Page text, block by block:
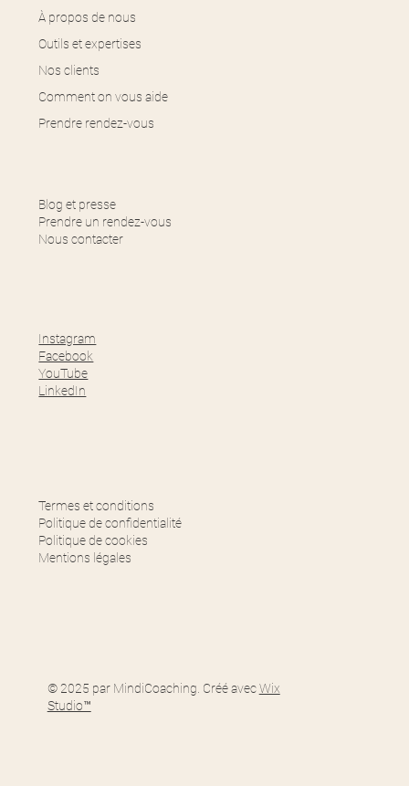
À propos de nous
Outils et expertises
Nos clients
Comment on vous aide
Prendre rendez-vous
Blog et presse
Prendre un rendez-vous
Nous contacter
Termes et conditions
Politique de confidentialité
Politique de cookies
Mentions légales
Instagram
Facebook
YouTube
LinkedIn
© 2025 par MindiCoaching. Créé avecWix
Studio™